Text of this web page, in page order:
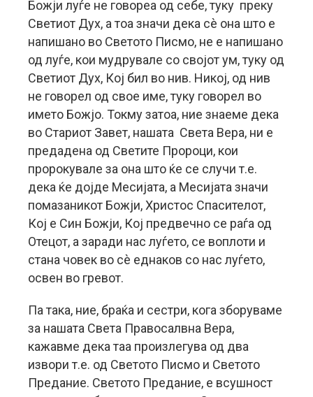
Божји луѓе не говореа од себе, туку преку
Светиот Дух, а тоа значи дека сè она што е
напишано во Светото Писмо, не е напишано
од луѓе, кои мудрувале со својот ум, туку од
Светиот Дух, Кој бил во нив. Никој, од нив
не говорел од свое име, туку говорел во
името Божјо. Токму затоа, ние знаеме дека
во Стариот Завет, нашата Света Вера, ни е
предадена од Светите Пророци, кои
пророкувале за она што ќе се случи т.е.
дека ќе дојде Месијата, а Месијата значи
помазаникот Божји, Христос Спасителот,
Кој е Син Божји, Кој предвечно се раѓа од
Отецот, а заради нас луѓето, се воплоти и
стана човек во сè еднаков со нас луѓето,
освен во гревот.
Па така, ние, браќа и сестри, кога зборуваме
за нашата Света Правосалвна Вера,
кажавме дека таа произлегува од два
извори т.е. од Светото Писмо и Светото
Предание. Светото Предание, е всушност